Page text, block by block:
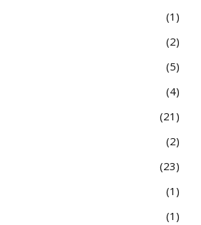
1
2
5
4
21
2
23
1
1